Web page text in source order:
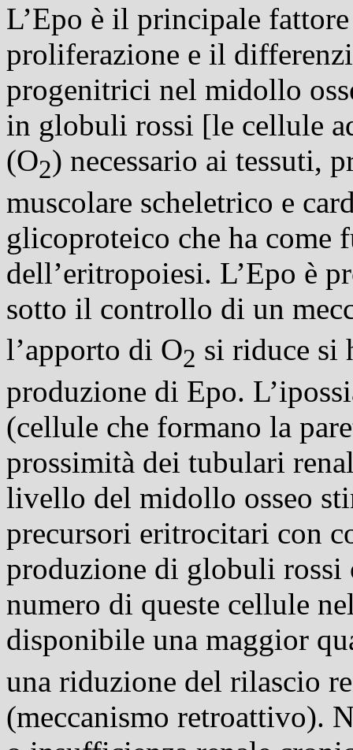
L’Epo è il principale
proliferazione e il
progenitrici nel midollo
in globuli rossi [le cellule
(O2) necessario ai tessuti,
muscolare scheletrico e
glicoproteico che ha come
dell’eritropoiesi. L’Epo è
sotto il controllo di un
l’apporto di O2 si riduce si
produzione di Epo. L’
(cellule che formano la
prossimità dei tubulari
livello del midollo osseo
precursori eritrocitari con
produzione di globuli rossi
numero di queste cellule
disponibile una maggior
una riduzione del rilascio
(meccanismo retroattivo).